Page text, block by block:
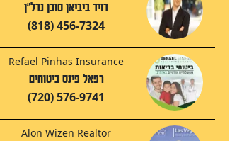
דויד ביביאן סוכן נדל"ן
(818) 456-7324
Refael Pinhas Insurance
רפאל פינס ביטוחים
(720) 576-9741
Alon Wizen Realtor